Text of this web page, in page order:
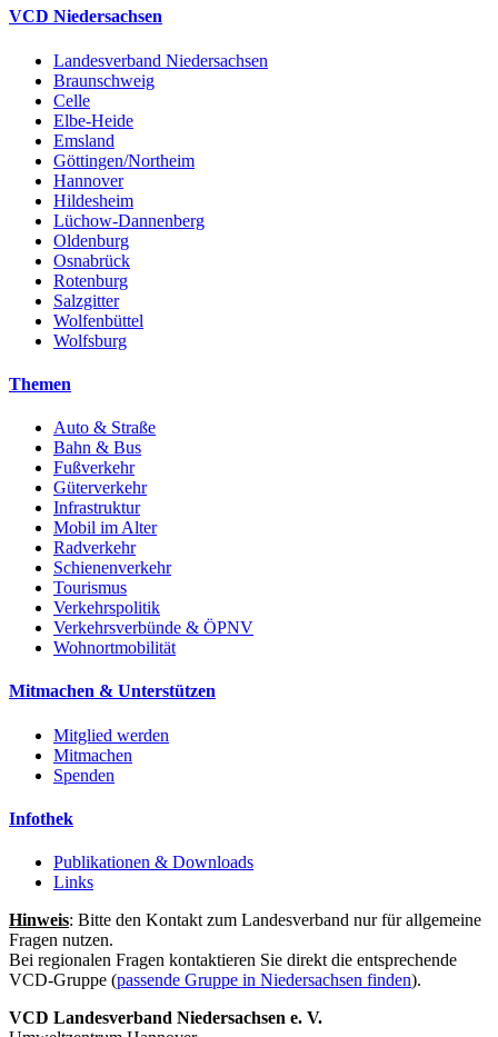
VCD Niedersachsen
Landesverband Niedersachsen
Braunschweig
Celle
Elbe-Heide
Emsland
Göttingen/Northeim
Hannover
Hildesheim
Lüchow-Dannenberg
Oldenburg
Osnabrück
Rotenburg
Salzgitter
Wolfenbüttel
Wolfsburg
Themen
Auto & Straße
Bahn & Bus
Fußverkehr
Güterverkehr
Infrastruktur
Mobil im Alter
Radverkehr
Schienenverkehr
Tourismus
Verkehrspolitik
Verkehrsverbünde & ÖPNV
Wohnortmobilität
Mitmachen & Unterstützen
Mitglied werden
Mitmachen
Spenden
Infothek
Publikationen & Downloads
Links
Hinweis: Bitte den Kontakt zum Landesverband nur für allgemeine
Fragen nutzen.
Bei regionalen Fragen kontaktieren Sie direkt die entsprechende
VCD-Gruppe (passende Gruppe in Niedersachsen finden).
VCD Landesverband Niedersachsen e. V.